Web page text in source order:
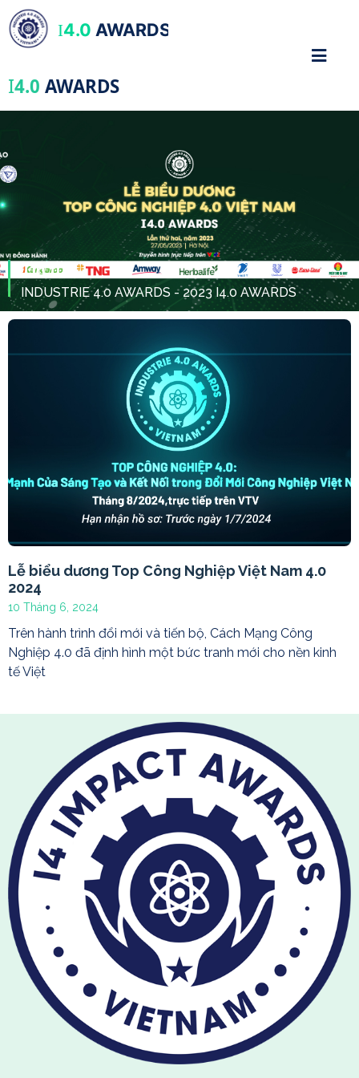
I4.0 AWARDS
I4.0 AWARDS
Tin tức
INDUSTRIE 4.0 AWARDS - 2023 I4.0 AWARDS
Lễ biểu dương Top Công Nghiệp Việt Nam 4.0
2024
10 Tháng 6, 2024
Trên hành trình đổi mới và tiến bộ, Cách Mạng Công
Nghiệp 4.0 đã định hình một bức tranh mới cho nền kinh
tế Việt